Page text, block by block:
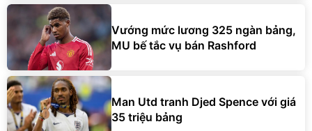
Vướng mức lương 325 ngàn bảng,
MU bế tắc vụ bán Rashford
Man Utd tranh Djed Spence với giá
35 triệu bảng